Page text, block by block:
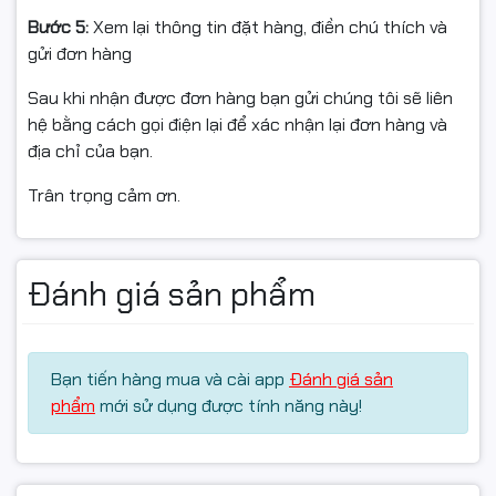
#camera3MP #camerawifi #camerawifiquayquet
#camerathongminh #cameraquayquet2K
#cameradammat2chieu #cameraip #camerachinhhieu
#camerachongtrom #cameratrongnha
#cameragiadinh #fullvat
Bước 5:Xem lại thông tin đặt hàng, điền chú thích và
gửi đơn hàng
Sau khi nhận được đơn hàng bạn gửi chúng tôi sẽ liên
hệ bằng cách gọi điện lại để xác nhận lại đơn hàng và
địa chỉ của bạn.
Trân trọng cảm ơn.
Đánh giá sản phẩm
Bạn tiến hàng mua và cài app Đánh giá sản
phẩm mới sử dụng được tính năng này!